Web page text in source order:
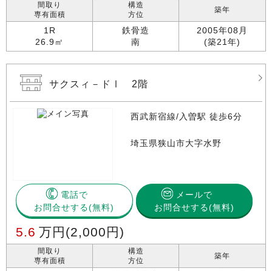
間取り
専有面積
1R
26.9㎡
構造
方位
鉄骨造
南
築年
2005年08月
(築21年)
サクスィ－ドⅠ 2階
西武新宿線/入曽駅 徒歩6分
埼玉県狭山市大字水野
電話で
お問合せする
メールで
お問合せする(無料)
5.6 万円 (2,000円)
間取り
専有面積
構造
方位
築年